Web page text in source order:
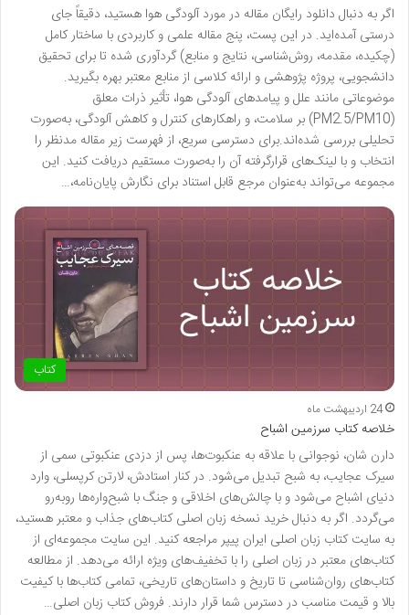
اگر به دنبال دانلود رایگان مقاله در مورد آلودگی هوا هستید، دقیقاً جای
درستی آمده‌اید. در این پست، پنج مقاله علمی و کاربردی با ساختار کامل
(چکیده، مقدمه، روش‌شناسی، نتایج و منابع) گردآوری شده تا برای تحقیق
دانشجویی، پروژه پژوهشی و ارائه کلاسی از منابع معتبر بهره بگیرید.
موضوعاتی مانند علل و پیامدهای آلودگی هوا، تأثیر ذرات معلق
(PM2.5/PM10) بر سلامت، و راهکارهای کنترل و کاهش آلودگی، به‌صورت
تحلیلی بررسی شده‌اند.برای دسترسی سریع، از فهرست زیر مقاله مدنظر را
انتخاب و با لینک‌های قرارگرفته آن را به‌صورت مستقیم دریافت کنید. این
مجموعه می‌تواند به‌عنوان مرجع قابل استناد برای نگارش پایان‌نامه،…
کتاب
24 اردیبهشت ماه
خلاصه کتاب سرزمین اشباح
دارن شان، نوجوانی با علاقه به عنکبوت‌ها، پس از دزدی عنکبوتی سمی از
سیرک عجایب، به شبح تبدیل می‌شود. در کنار استادش، لارتن کرپسلی، وارد
دنیای اشباح می‌شود و با چالش‌های اخلاقی و جنگ با شبح‌واره‌ها روبه‌رو
می‌گردد. اگر به دنبال خرید نسخه زبان اصلی کتاب‌های جذاب و معتبر هستید،
به سایت کتاب زبان اصلی ایران پیپر مراجعه کنید. این سایت مجموعه‌ای از
کتاب‌های معتبر در زبان اصلی را با تخفیف‌های ویژه ارائه می‌دهد. از مطالعه
کتاب‌های روان‌شناسی تا تاریخ و داستان‌های تاریخی، تمامی کتاب‌ها با کیفیت
بالا و قیمت مناسب در دسترس شما قرار دارند. فروش کتاب زبان اصلی…